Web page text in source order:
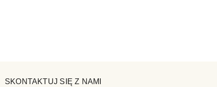
SKONTAKTUJ SIĘ Z NAMI